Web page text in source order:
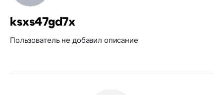
ksxs47gd7x
Пользователь не добавил описание